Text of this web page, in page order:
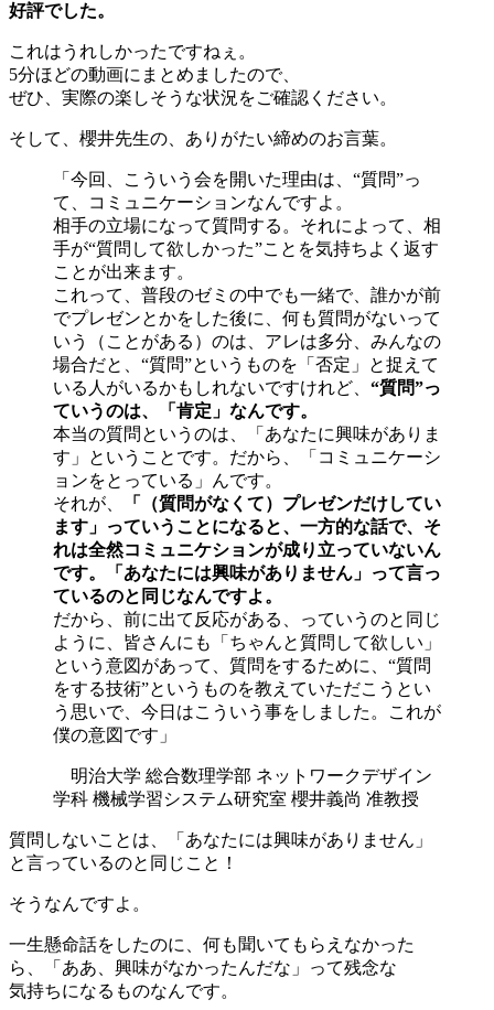
好評でした。
これはうれしかったですねぇ。
5分ほどの動画にまとめましたので、
ぜひ、実際の楽しそうな状況をご確認ください。
そして、櫻井先生の、ありがたい締めのお言葉。
「今回、こういう会を開いた理由は、“質問”っ
て、コミュニケーションなんですよ。
相手の立場になって質問する。それによって、相
手が“質問して欲しかった”ことを気持ちよく返す
ことが出来ます。
これって、普段のゼミの中でも一緒で、誰かが前
でプレゼンとかをした後に、何も質問がないって
いう（ことがある）のは、アレは多分、みんなの
場合だと、“質問”というものを「否定」と捉えて
いる人がいるかもしれないですけれど、 “質問”っ
ていうのは、「肯定」なんです。
本当の質問というのは、「あなたに興味がありま
す」ということです。だから、「コミュニケーシ
ョンをとっている」んです。
それが、
「（質問がなくて）プレゼンだけしてい
ます」っていうことになると、一方的な話で、そ
れは全然コミュニケションが成り立っていないん
です。「あなたには興味がありません」って言っ
ているのと同じなんですよ。
だから、前に出て反応がある、っていうのと同じ
ように、皆さんにも「ちゃんと質問して欲しい」
という意図があって、質問をするために、“質問
をする技術”というものを教えていただこうとい
う思いで、今日はこういう事をしました。これが
僕の意図です」
明治大学 総合数理学部 ネットワークデザイン
学科 機械学習システム研究室 櫻井義尚 准教授
質問しないことは、「あなたには興味がありません」
と言っているのと同じこと！
そうなんですよ。
一生懸命話をしたのに、何も聞いてもらえなかった
ら、「ああ、興味がなかったんだな」って残念な
気持ちになるものなんです。